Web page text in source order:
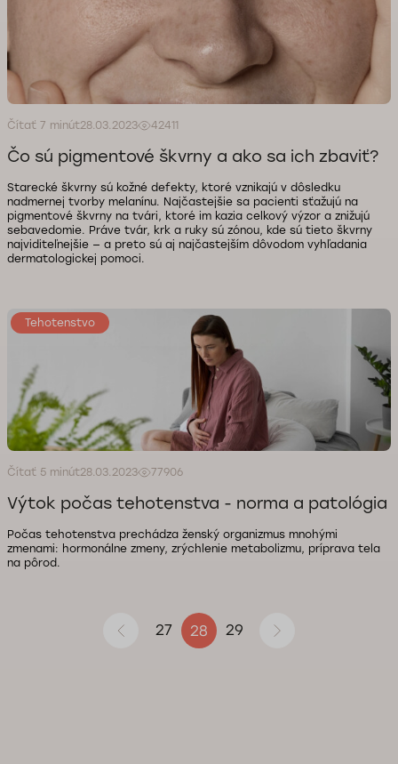
Čítať 7 minút28.03.2023 42411
Čo sú pigmentové škvrny a ako sa ich zbaviť?
Starecké škvrny sú kožné defekty, ktoré vznikajú v dôsledku
nadmernej tvorby melanínu. Najčastejšie sa pacienti sťažujú na
pigmentové škvrny na tvári, ktoré im kazia celkový výzor a znižujú
sebavedomie. Práve tvár, krk a ruky sú zónou, kde sú tieto škvrny
najviditeľnejšie — a preto sú aj najčastejším dôvodom vyhľadania
dermatologickej pomoci.
Tehotenstvo
Čítať 5 minút28.03.2023 77906
Výtok počas tehotenstva - norma a patológia
Počas tehotenstva prechádza ženský organizmus mnohými
zmenami: hormonálne zmeny, zrýchlenie metabolizmu, príprava tela
na pôrod.
27 28 29